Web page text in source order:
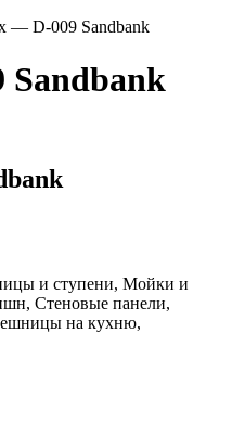
— D-009 Sandbank
и ступени, Мойки и
Стеновые панели,
на кухню,